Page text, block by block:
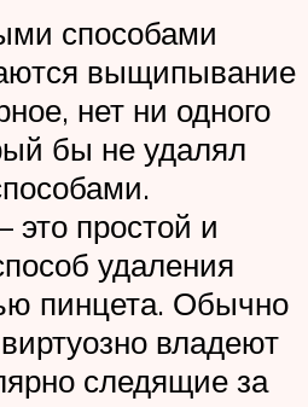
способами
выщипывание
нет ни одного
бы не удалял
простой и
удаления
пинцета. Обычно
владеют
следящие за